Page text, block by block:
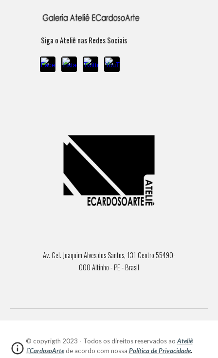
Siga o Ateliê nas Redes Sociais
Av. Cel. Joaquim Alves dos Santos, 131 Centro 55490-
000 Altinho - PE - Brasil
© copyrigth 2023 - Todos os direitos reservados ao Ateliê
ECardosoArtede acordo com nossa Política de Privacidade.